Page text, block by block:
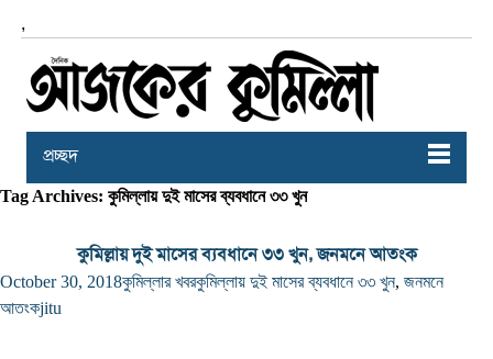
,
প্রচ্ছদ
Tag Archives: কুমিল্লায় দুই মাসের ব্যবধানে ৩৩ খুন
কুমিল্লায় দুই মাসের ব্যবধানে ৩৩ খুন, জনমনে আতংক
October 30, 2018কুমিল্লার খবরকুমিল্লায় দুই মাসের ব্যবধানে ৩৩ খুন, জনমনে
আতংকjitu